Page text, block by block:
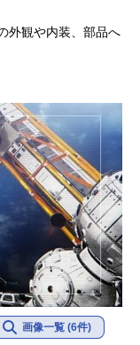
外観や内装、部品へ
画像一覧 (6件)